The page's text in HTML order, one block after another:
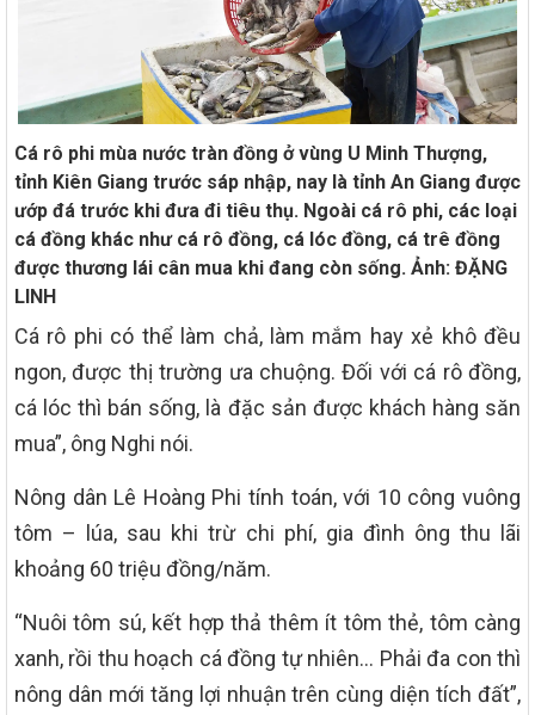
Cá rô phi mùa nước tràn đồng ở vùng U Minh Thượng,
tỉnh Kiên Giang trước sáp nhập, nay là tỉnh An Giang được
ướp đá trước khi đưa đi tiêu thụ. Ngoài cá rô phi, các loại
cá đồng khác như cá rô đồng, cá lóc đồng, cá trê đồng
được thương lái cân mua khi đang còn sống. Ảnh: ĐẶNG
LINH
Cá rô phi có thể làm chả, làm mắm hay xẻ khô đều
ngon, được thị trường ưa chuộng. Đối với cá rô đồng,
cá lóc thì bán sống, là đặc sản được khách hàng săn
mua”, ông Nghi nói.
Nông dân Lê Hoàng Phi tính toán, với 10 công vuông
tôm – lúa, sau khi trừ chi phí, gia đình ông thu lãi
khoảng 60 triệu đồng/năm.
“Nuôi tôm sú, kết hợp thả thêm ít tôm thẻ, tôm càng
xanh, rồi thu hoạch cá đồng tự nhiên… Phải đa con thì
nông dân mới tăng lợi nhuận trên cùng diện tích đất”,